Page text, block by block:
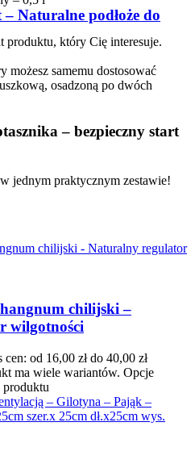
Naturalne podłoże do
produktu, który Cię interesuje.
samemu dostosować
osadzoną po dwóch
– bezpieczny start
jednym praktycznym zestawie!
chilijski –
wilgotności
cen: od 16,00 zł do 40,00 zł
ma wiele wariantów. Opcje
produktu